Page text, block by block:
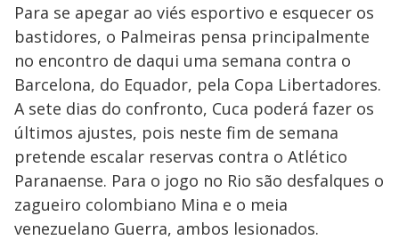
Para se apegar ao viés esportivo e esquecer os
bastidores, o Palmeiras pensa principalmente
no encontro de daqui uma semana contra o
Barcelona, do Equador, pela Copa Libertadores.
A sete dias do confronto, Cuca poderá fazer os
últimos ajustes, pois neste fim de semana
pretende escalar reservas contra o Atlético
Paranaense. Para o jogo no Rio são desfalques o
zagueiro colombiano Mina e o meia
venezuelano Guerra, ambos lesionados.